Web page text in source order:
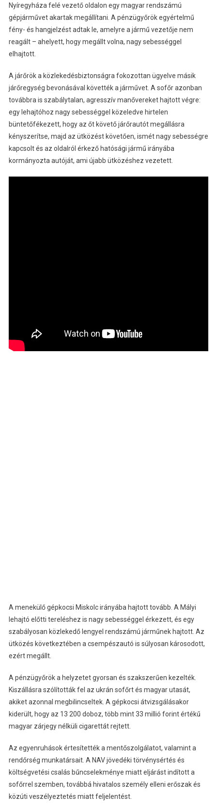
Nyíregyháza felé vezető oldalon egy magyar rendszámú
gépjárművet akartak megállítani. A pénzügyőrök egyértelmű
fény- és hangjelzést adtak le, amelyre a jármű vezetője nem
reagált – ahelyett, hogy megállt volna, nagy sebességgel
elhajtott.
A járőrök a közlekedésbiztonságra fokozottan ügyelve másik
járőregység bevonásával követték a járművet. A sofőr azonban
továbbra is szabálytalan, agresszív manővereket hajtott végre:
egy lehajtóhoz nagy sebességgel közeledve hirtelen
büntetőfékezett, hogy az őt követő járőrautót megállásra
kényszerítse, majd az ütközést követően, ismét nagy sebességre
kapcsolt és az oldalról érkező hatósági jármű irányába
kormányozta autóját, ami újabb ütközéshez vezetett.
A menekülő gépkocsi Miskolc irányába hajtott tovább. A Mályi
lehajtó előtti tereléshez is nagy sebességgel érkezett, és egy
szabályosan közlekedő lengyel rendszámú járműnek hajtott. Az
ütközés következtében a csempészautó is súlyosan károsodott,
ezért megállt.
A pénzügyőrök a helyzetet gyorsan és szakszerűen kezelték.
Kiszállásra szólították fel az ukrán sofőrt és magyar utasát,
akiket azonnal megbilincseltek. A gépkocsi átvizsgálásakor
kiderült, hogy az 13 200 doboz, több mint 33 millió forint értékű
magyar zárjegy nélküli cigarettát rejtett.
Az egyenruhások értesítették a mentőszolgálatot, valamint a
rendőrség munkatársait. A NAV jövedéki törvénysértés és
költségvetési csalás bűncselekménye miatt eljárást indított a
sofőrrel szemben, továbbá hivatalos személy elleni erőszak és
közúti veszélyeztetés miatt feljelentést.